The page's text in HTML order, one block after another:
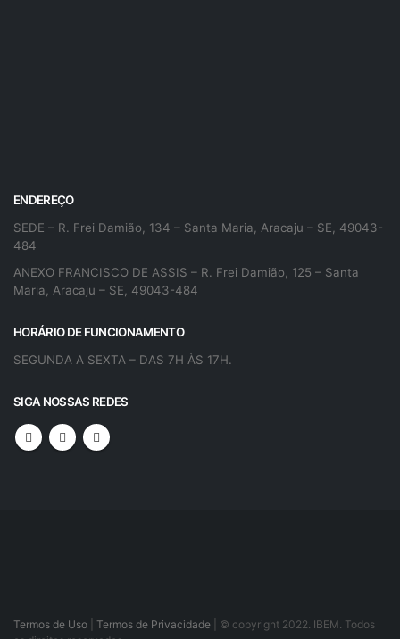
ENDEREÇO
SEDE – R. Frei Damião, 134 – Santa Maria, Aracaju – SE, 49043-
484
ANEXO FRANCISCO DE ASSIS – R. Frei Damião, 125 – Santa
Maria, Aracaju – SE, 49043-484
HORÁRIO DE FUNCIONAMENTO
SEGUNDA A SEXTA – DAS 7H ÀS 17H.
SIGA NOSSAS REDES
Termos de Uso Termos de Privacidade | © copyright 2022. IBEM. Todos